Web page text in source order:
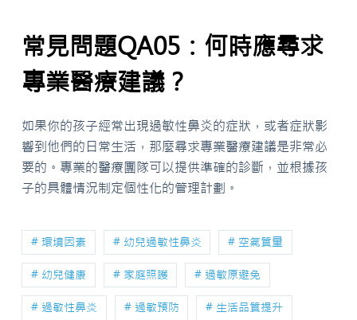
常見問題QA05：何時應尋求
專業醫療建議？
如果你的孩子經常出現過敏性鼻炎的症狀，或者症狀影
響到他們的日常生活，那麼尋求專業醫療建議是非常必
要的。專業的醫療團隊可以提供準確的診斷，並根據孩
子的具體情況制定個性化的管理計劃。
# 環境因素 # 幼兒過敏性鼻炎 # 空氣質量
# 幼兒健康 # 家庭照護 # 過敏原避免
# 過敏性鼻炎 # 過敏預防 # 生活品質提升